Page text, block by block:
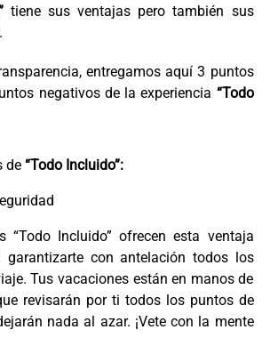
tiene sus ventajas pero también sus
entregamos aquí 3 puntos
negativos de la experiencia “Todo
de “Todo Incluido”:
“Todo Incluido” ofrecen esta ventaja
garantizarte con antelación todos los
Tus vacaciones están en manos de
revisarán por ti todos los puntos de
nada al azar. ¡Vete con la mente